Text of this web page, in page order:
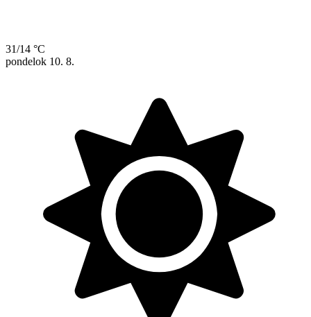
31/14 °C
pondelok 10. 8.